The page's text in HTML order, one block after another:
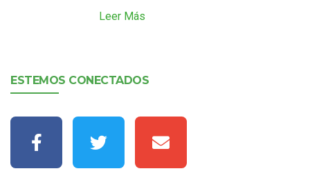
Leer Más
ESTEMOS CONECTADOS